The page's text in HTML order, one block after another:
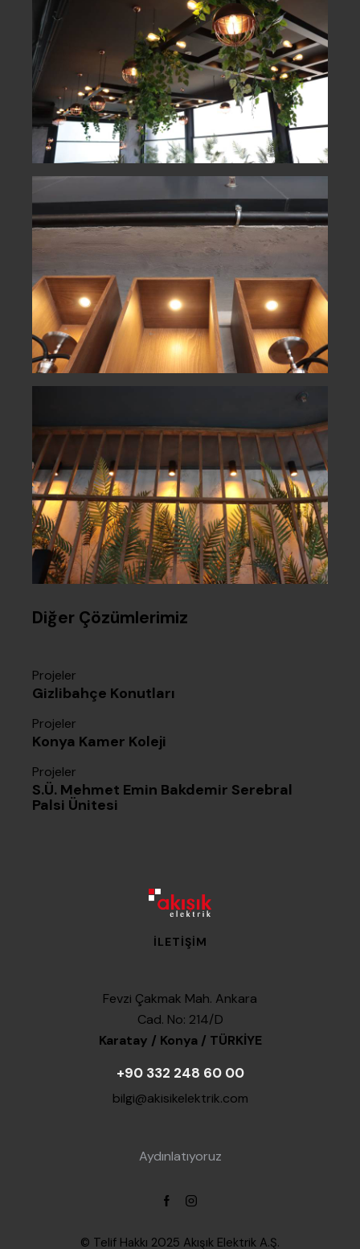
Diğer Çözümlerimiz
Projeler
Gizlibahçe Konutları
Projeler
Konya Kamer Koleji
Projeler
S.Ü. Mehmet Emin Bakdemir Serebral
Palsi Ünitesi
İLETIŞIM
Fevzi Çakmak Mah. Ankara
Cad. No: 214/D
Karatay / Konya / TÜRKİYE
+90 332 248 60 00
bilgi@akisikelektrik.com
Aydınlatıyoruz
© Telif Hakkı 2025 Akışık Elektrik A.Ş.